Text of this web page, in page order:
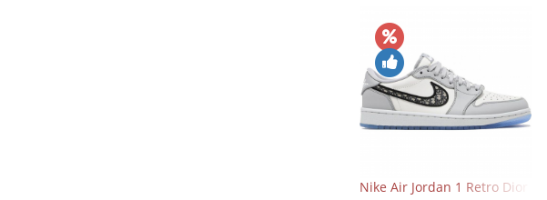
Nike Air Jordan 1 Retro Dior Low